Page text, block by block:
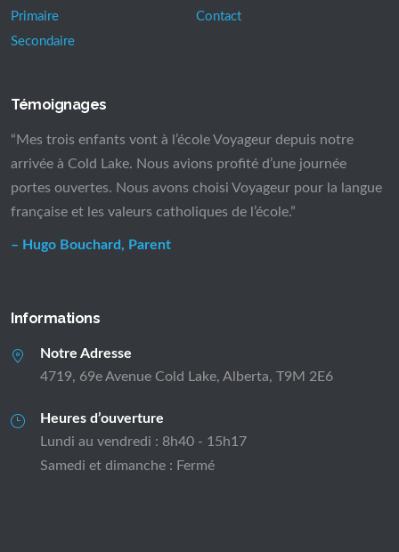
Primaire
Contact
Secondaire
Témoignages
“Mes trois enfants vont à l’école Voyageur depuis notre
arrivée à Cold Lake. Nous avions profité d’une journée
portes ouvertes. Nous avons choisi Voyageur pour la langue
française et les valeurs catholiques de l’école.”
– Hugo Bouchard, Parent
Informations
Notre Adresse
4719, 69e Avenue Cold Lake, Alberta, T9M 2E6
Heures d’ouverture
Lundi au vendredi : 8h40 - 15h17
Samedi et dimanche : Fermé